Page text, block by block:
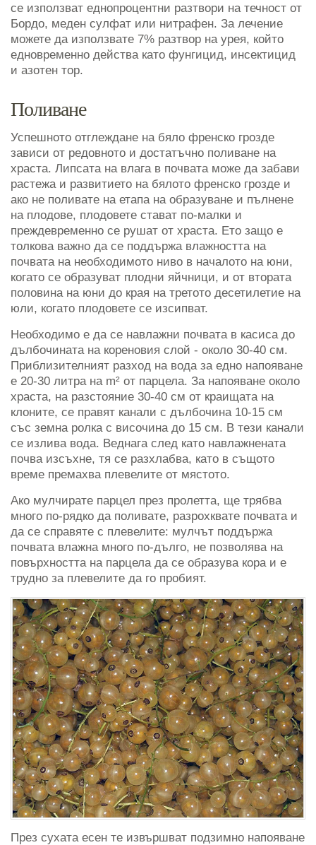
се използват еднопроцентни разтвори на течност от
Бордо, меден сулфат или нитрафен. За лечение
можете да използвате 7% разтвор на урея, който
едновременно действа като фунгицид, инсектицид
и азотен тор.
Поливане
Успешното отглеждане на бяло френско грозде
зависи от редовното и достатъчно поливане на
храста. Липсата на влага в почвата може да забави
растежа и развитието на бялото френско грозде и
ако не поливате на етапа на образуване и пълнене
на плодове, плодовете стават по-малки и
преждевременно се рушат от храста. Ето защо е
толкова важно да се поддържа влажността на
почвата на необходимото ниво в началото на юни,
когато се образуват плодни яйчници, и от втората
половина на юни до края на третото десетилетие на
юли, когато плодовете се изсипват.
Необходимо е да се навлажни почвата в касиса до
дълбочината на кореновия слой - около 30-40 см.
Приблизителният разход на вода за едно напояване
е 20-30 литра на m² от парцела. За напояване около
храста, на разстояние 30-40 см от краищата на
клоните, се правят канали с дълбочина 10-15 см
със земна ролка с височина до 15 см. В тези канали
се излива вода. Веднага след като навлажнената
почва изсъхне, тя се разхлабва, като в същото
време премахва плевелите от мястото.
Ако мулчирате парцел през пролетта, ще трябва
много по-рядко да поливате, разрохквате почвата и
да се справяте с плевелите: мулчът поддържа
почвата влажна много по-дълго, не позволява на
повърхността на парцела да се образува кора и е
трудно за плевелите да го пробият.
През сухата есен те извършват подзимно напояване